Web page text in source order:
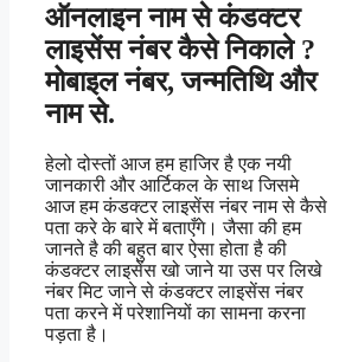
ऑनलाइन नाम से कंडक्टर
लाइसेंस नंबर कैसेनिकाले?
मोबाइल नंबर, जन्मतिथि और
नाम से.
हेलो दोस्तों आज हम हाजिर है एक नयी
जानकारी और आर्टिकल के साथ जिसमे
आज हम कंडक्टर लाइसेंस नंबर नाम से कैसे
पता करे के बारे में बताएँगे। जैसा की हम
जानते है की बहुत बार ऐसा होता है की
कंडक्टर लाइसेंस खो जाने या उस पर लिखे
नंबर मिट जाने से कंडक्टर लाइसेंस नंबर
पता करने में परेशानियों का सामना करना
पड़ता है।